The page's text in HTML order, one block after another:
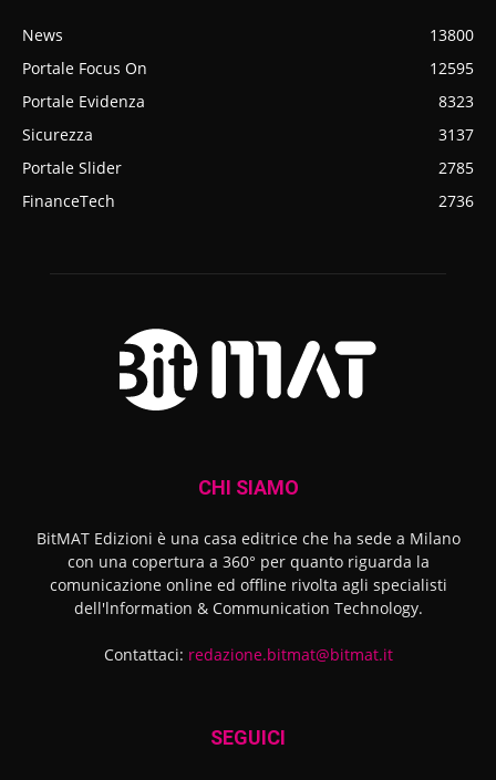
News
13800
Portale Focus On
12595
Portale Evidenza
8323
Sicurezza
3137
Portale Slider
2785
FinanceTech
2736
CHI SIAMO
BitMAT Edizioni è una casa editrice che ha sede a Milano
con una copertura a 360° per quanto riguarda la
comunicazione online ed offline rivolta agli specialisti
dell'lnformation & Communication Technology.
Contattaci: redazione.bitmat@bitmat.it
SEGUICI